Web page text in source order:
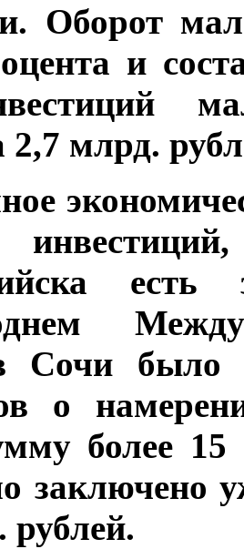
Оборот
и
2,7 млрд.
Сочи было
о
более 15
заключено
рублей.